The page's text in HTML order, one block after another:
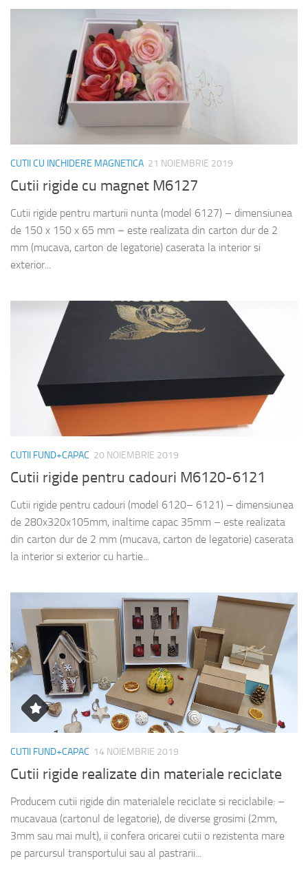
CUTII CU INCHIDERE MAGNETICA 21 NOIEMBRIE 2019
Cutii rigide cu magnet M6127
Cutii rigide pentru marturii nunta (model 6127) – dimensiunea
de 150 x 150 x 65 mm – este realizata din carton dur de 2
mm (mucava, carton de legatorie) caserata la interior si
exterior...
CUTII FUND+CAPAC 20 NOIEMBRIE 2019
Cutii rigide pentru cadouri M6120-6121
Cutii rigide pentru cadouri (model 6120– 6121) – dimensiunea
de 280x320x105mm, inaltime capac 35mm – este realizata
din carton dur de 2 mm (mucava, carton de legatorie) caserata
la interior si exterior cu hartie...
CUTII FUND+CAPAC 14 NOIEMBRIE 2019
Cutii rigide realizate din materiale reciclate
Producem cutii rigide din materialele reciclate si reciclabile: –
mucavaua (cartonul de legatorie), de diverse grosimi (2mm,
3mm sau mai mult), ii confera oricarei cutii o rezistenta mare
pe parcursul transportului sau al pastrarii...